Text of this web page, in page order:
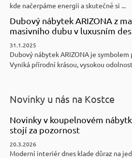
kde načerpáme energii a skutečně si ...
Dubový nábytek ARIZONA z
masivního dubu v luxusním
31.1.2025
Dubový nábytek ARIZONA je
Vyniká přírodní krásou, vysokou
Novinky u nás na Kostce
Novinky v koupelnovém
stojí za pozornost
20.3.2026
Moderní interiér dnes klade důraz na